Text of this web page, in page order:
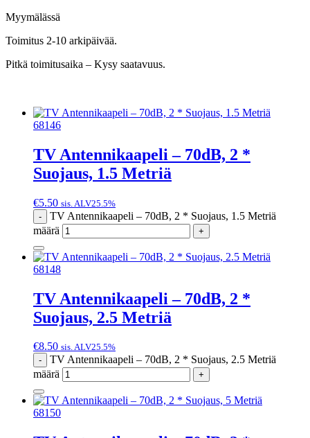
Myymälässä
Toimitus 2-10 arkipäivää.
Pitkä toimitusaika – Kysy saatavuus.
68146
TV Antennikaapeli – 70dB, 2 *
Suojaus, 1.5 Metriä
€5.50 sis. ALV25.5%
-
TV Antennikaapeli – 70dB, 2 * Suojaus, 1.5 Metriä
määrä
+
68148
TV Antennikaapeli – 70dB, 2 *
Suojaus, 2.5 Metriä
€8.50 sis. ALV25.5%
-
TV Antennikaapeli – 70dB, 2 * Suojaus, 2.5 Metriä
määrä
+
68150